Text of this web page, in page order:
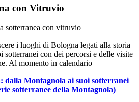
con Vitruvio
i luoghi di Bologna legati alla storia
sotterranei con dei percorsi e delle visite
Al momento in calendario
dalla Montagnola ai suoi sotterranei
sotterranee della Montagnola)